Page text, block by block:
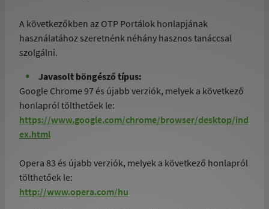
A következőkben az OTP Portálok honlapjának
használatához szeretnénk néhány hasznos tanáccsal
szolgálni.
Javasolt böngésző típus:
Google Chrome 97 és újabb verziók, melyek a következő
honlapról tölthetőek le:
https://www.google.com/chrome/browser/desktop/ind
ex.html
Opera 83 és újabb verziók, melyek a következő honlapról
tölthetőek le:
http://www.opera.com/hu